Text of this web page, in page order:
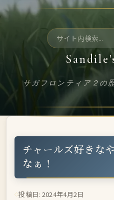
ン
ス
ッ
サガフロンティア２の
チャールズ好きな
なぁ！
投稿日: 2024年4月2日